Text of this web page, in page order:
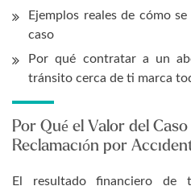
Ejemplos reales de cómo
caso
Por qué contratar a un
tránsito cerca de ti marca
Por Qué el Valor del
Reclamación por
El resultado financiero de